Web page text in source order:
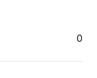
0